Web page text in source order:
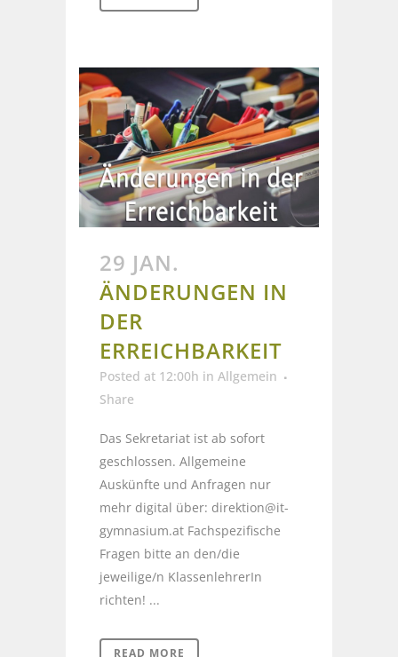
29 JAN.
ÄNDERUNGEN IN
DER
ERREICHBARKEIT
Posted at 12:00h in Allgemein
Share
Das Sekretariat ist ab sofort
geschlossen. Allgemeine
Auskünfte und Anfragen nur
mehr digital über: direktion@it-
gymnasium.at Fachspezifische
Fragen bitte an den/die
jeweilige/n KlassenlehrerIn
richten! ...
READ MORE